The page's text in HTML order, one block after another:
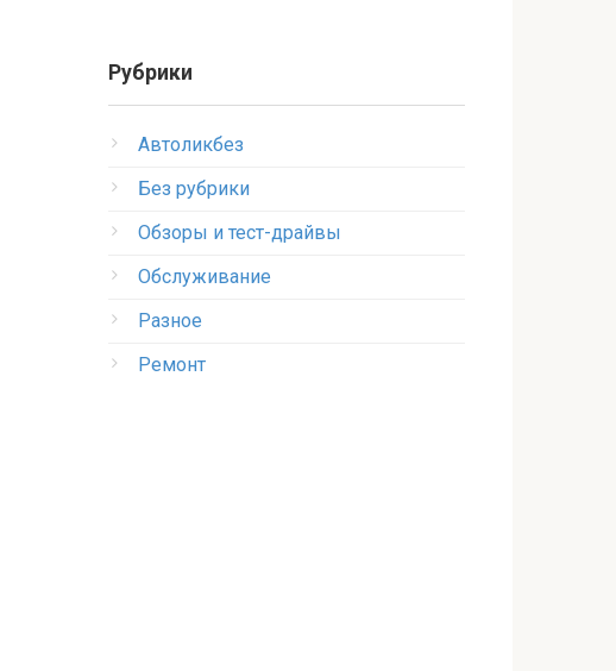
Рубрики
Автоликбез
Без рубрики
Обзоры и тест-драйвы
Обслуживание
Разное
Ремонт